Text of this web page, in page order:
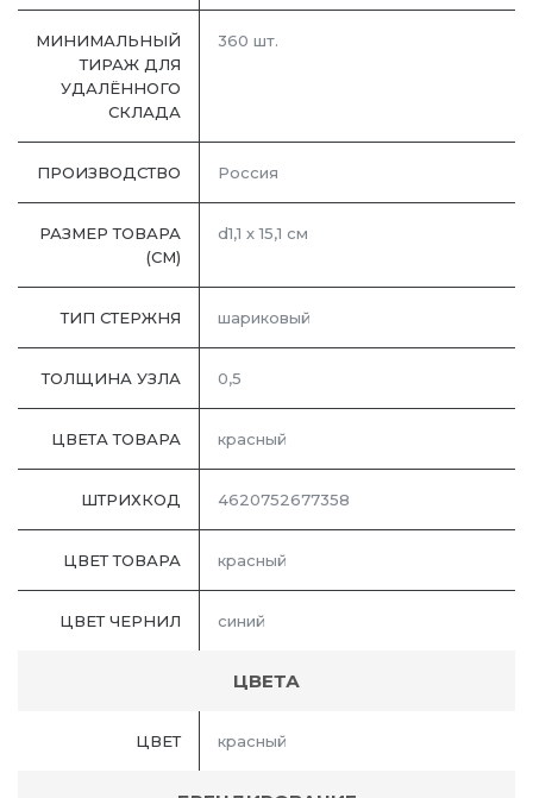
МИНИМАЛЬНЫЙ
ТИРАЖ ДЛЯ
УДАЛЁННОГО
СКЛАДА
360 шт.
ПРОИЗВОДСТВО Россия
РАЗМЕР ТОВАРА
(СМ)
d1,1 х 15,1 см
ТИП СТЕРЖНЯ шариковый
ТОЛЩИНА УЗЛА 0,5
ЦВЕТА ТОВАРА красный
ШТРИХКОД 4620752677358
ЦВЕТ ТОВАРА красный
ЦВЕТ ЧЕРНИЛ синий
ЦВЕТА
ЦВЕТ красный